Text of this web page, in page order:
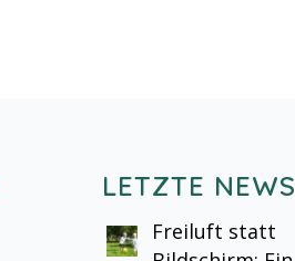
LETZTE NEWS
Freiluft statt